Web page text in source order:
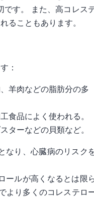
です。 また、高コレス
ることもあります。
：
羊肉などの脂肪分の多
食品によく使われる。
ターなどの貝類など。
なり、心臓病のリスク
ールが高くなるとは限
より多くのコレステロ